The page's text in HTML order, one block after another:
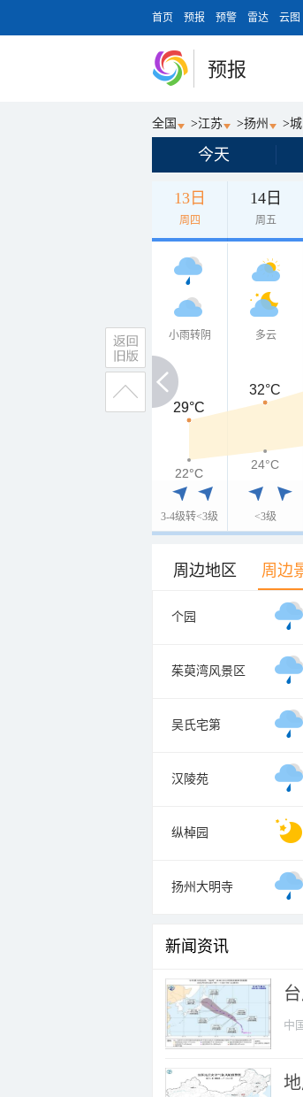
首页 预报 预警 雷达 云图
预报
全国 >江苏 >扬州 >
今天
13日
周四
14日
周五
小雨转阴
3-4级转<3级
多云
<3级
29°C
29°C
32°C
22°C
22°C
24°C
周边地区 周边
个园
茱萸湾风景区
吴氏宅第
汉陵苑
纵棹园
扬州大明寺
新闻资讯
中